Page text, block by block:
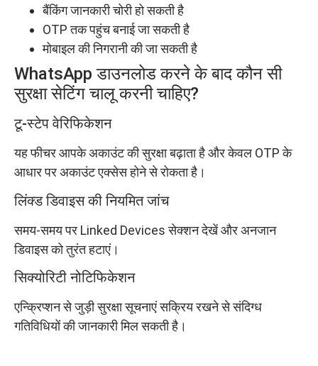
बैंकिंग जानकारी चोरी हो सकती है
OTP तक पहुंच बनाई जा सकती है
मोबाइल की निगरानी की जा सकती है
WhatsApp डाउनलोड करने के बाद कौन सी
सुरक्षा सेटिंग चालू करनी चाहिए?
टू-स्टेप वेरिफिकेशन
यह फीचर आपके अकाउंट की सुरक्षा बढ़ाता है और केवल OTP के
आधार पर अकाउंट एक्सेस होने से रोकता है।
लिंक्ड डिवाइस की नियमित जांच
समय-समय पर Linked Devices सेक्शन देखें और अनजान
डिवाइस को तुरंत हटाएं।
सिक्योरिटी नोटिफिकेशन
एन्क्रिप्शन से जुड़ी सुरक्षा सूचनाएं सक्रिय रखने से संदिग्ध
गतिविधियों की जानकारी मिल सकती है।